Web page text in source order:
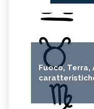
Fuoco, Terra,